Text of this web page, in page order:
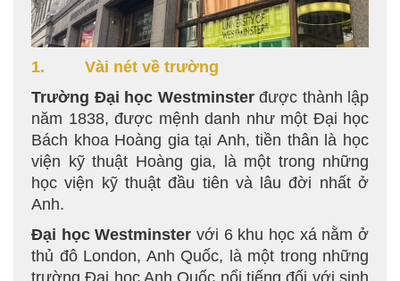
1. Vài nét về trường
Trường Đại học Westminsterđược thành lập
năm 1838, được mệnh danh như một Đại học
Bách khoa Hoàng gia tại Anh, tiền thân là học
viện kỹ thuật Hoàng gia, là một trong những
học viện kỹ thuật đầu tiên và lâu đời nhất ở
Anh.
Đại học Westminster với 6 khu học xá nằm ở
thủ đô London, Anh Quốc, là một trong những
trường Đại học Anh Quốc nổi tiếng đối với sinh